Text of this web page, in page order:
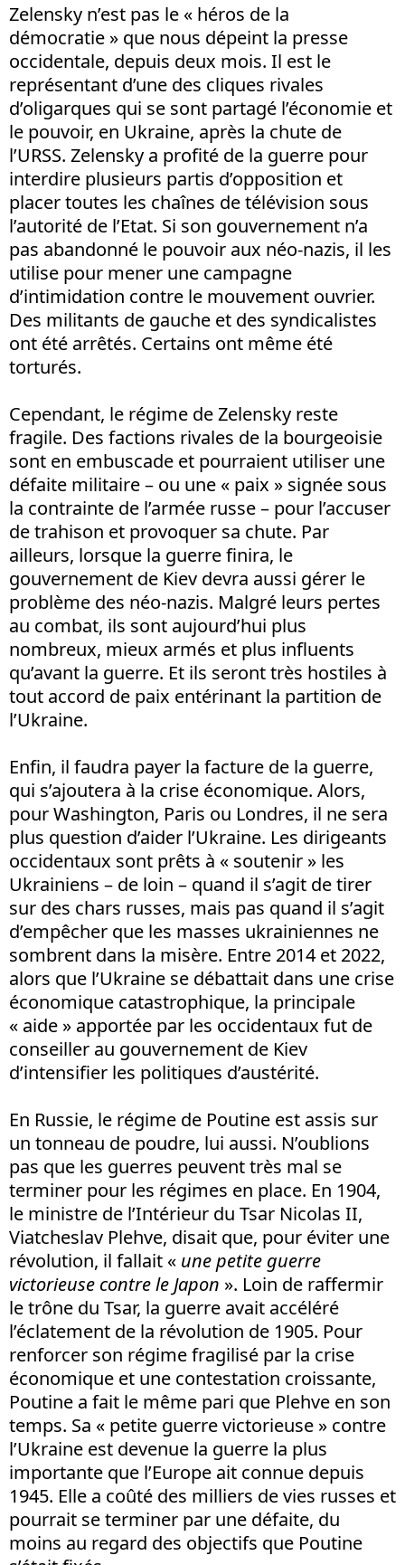
Zelensky n’est pas le « héros de la
démocratie » que nous dépeint la presse
occidentale, depuis deux mois. Il est le
représentant d’une des cliques rivales
d’oligarques qui se sont partagé l’économie et
le pouvoir, en Ukraine, après la chute de
l’URSS. Zelensky a profité de la guerre pour
interdire plusieurs partis d’opposition et
placer toutes les chaînes de télévision sous
l’autorité de l’Etat. Si son gouvernement n’a
pas abandonné le pouvoir aux néo-nazis, il les
utilise pour mener une campagne
d’intimidation contre le mouvement ouvrier.
Des militants de gauche et des syndicalistes
ont été arrêtés. Certains ont même été
torturés.
Cependant, le régime de Zelensky reste
fragile. Des factions rivales de la bourgeoisie
sont en embuscade et pourraient utiliser une
défaite militaire – ou une « paix » signée sous
la contrainte de l’armée russe – pour l’accuser
de trahison et provoquer sa chute. Par
ailleurs, lorsque la guerre finira, le
gouvernement de Kiev devra aussi gérer le
problème des néo-nazis. Malgré leurs pertes
au combat, ils sont aujourd’hui plus
nombreux, mieux armés et plus influents
qu’avant la guerre. Et ils seront très hostiles à
tout accord de paix entérinant la partition de
l’Ukraine.
Enfin, il faudra payer la facture de la guerre,
qui s’ajoutera à la crise économique. Alors,
pour Washington, Paris ou Londres, il ne sera
plus question d’aider l’Ukraine. Les dirigeants
occidentaux sont prêts à « soutenir » les
Ukrainiens – de loin – quand il s’agit de tirer
sur des chars russes, mais pas quand il s’agit
d’empêcher que les masses ukrainiennes ne
sombrent dans la misère. Entre 2014 et 2022,
alors que l’Ukraine se débattait dans une crise
économique catastrophique, la principale
« aide » apportée par les occidentaux fut de
conseiller au gouvernement de Kiev
d’intensifier les politiques d’austérité.
En Russie, le régime de Poutine est assis sur
un tonneau de poudre, lui aussi. N’oublions
pas que les guerres peuvent très mal se
terminer pour les régimes en place. En 1904,
le ministre de l’Intérieur du Tsar Nicolas II,
Viatcheslav Plehve, disait que, pour éviter une
révolution, il fallait « une petite guerre
victorieuse contre le Japon ». Loin de raffermir
le trône du Tsar, la guerre avait accéléré
l’éclatement de la révolution de 1905. Pour
renforcer son régime fragilisé par la crise
économique et une contestation croissante,
Poutine a fait le même pari que Plehve en son
temps. Sa « petite guerre victorieuse » contre
l’Ukraine est devenue la guerre la plus
importante que l’Europe ait connue depuis
1945. Elle a coûté des milliers de vies russes et
pourrait se terminer par une défaite, du
moins au regard des objectifs que Poutine